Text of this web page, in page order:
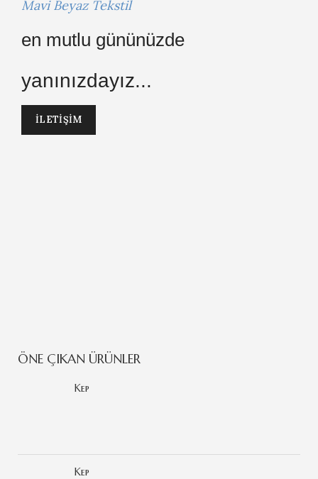
Mavi Beyaz Tekstil
en mutlu gününüzde
yanınızdayız...
İLETİŞİM
ÖNE ÇIKAN ÜRÜNLER
Kep
Kep